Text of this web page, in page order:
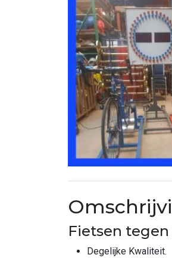
Fietsen tegen
Degelijke Kwaliteit.